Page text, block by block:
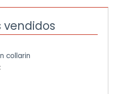
vendidos
collarin
a
n